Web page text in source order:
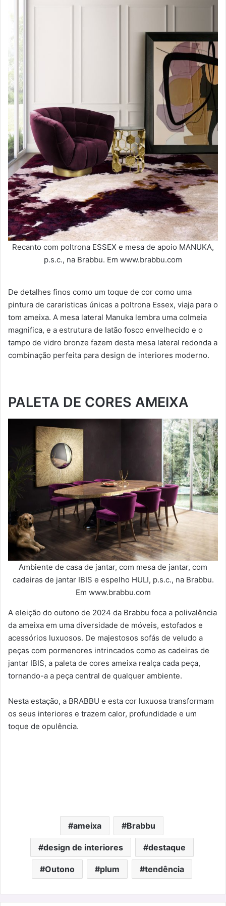
Recanto com poltrona ESSEX e mesa de apoio MANUKA,
p.s.c., na Brabbu. Em www.brabbu.com
De detalhes finos como um toque de cor como uma
pintura de cararisticas únicas a poltrona Essex, viaja para o
tom ameixa. A mesa lateral Manuka lembra uma colmeia
magnifica, e a estrutura de latão fosco envelhecido e o
tampo de vidro bronze fazem desta mesa lateral redonda a
combinação perfeita para design de interiores moderno.
PALETA DE CORES AMEIXA
Ambiente de casa de jantar, com mesa de jantar, com
cadeiras de jantar IBIS e espelho HULI, p.s.c., na Brabbu.
Em www.brabbu.com
A eleição do outono de 2024 da Brabbu foca a polivalência
da ameixa em uma diversidade de móveis, estofados e
acessórios luxuosos. De majestosos sofás de veludo a
peças com pormenores intrincados como as cadeiras de
jantar IBIS, a paleta de cores ameixa realça cada peça,
tornando-a a peça central de qualquer ambiente.
Nesta estação, a BRABBU e esta cor luxuosa transformam
os seus interiores e trazem calor, profundidade e um
toque de opulência.
ameixa Brabbu
design de interiores destaque
Outono plum tendência